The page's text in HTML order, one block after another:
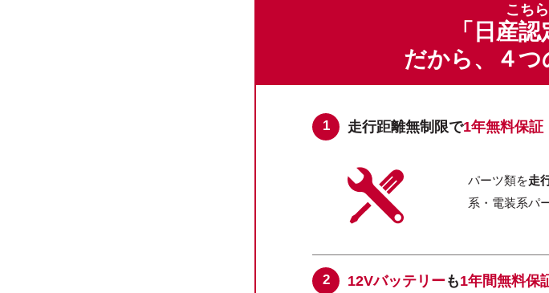
こち
「日産
だから、４つ
走行距離無制限で1年無料保証
パーツ類を走
系・電装系パ
12Vバッテリーも1年間無料保